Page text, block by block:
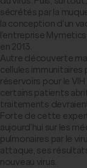
sécrétés par la
la conception d’un
l’entreprise
en 2013.
Autre découverte
cellules
réservoirs pour le
certains patients
traitements
Forte de cette
aujourd’hui sur les
pulmonaires par le
attaque, ses
nouveau virus.